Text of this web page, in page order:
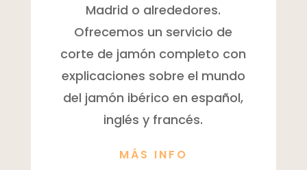
Madrid o alrededores.
Ofrecemos un servicio de
corte de jamón completo con
explicaciones sobre el mundo
del jamón ibérico en español,
inglés y francés.
MÁS INFO